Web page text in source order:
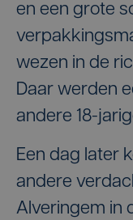
en een grote
wezen in de
Daar werden
andere 18-
Een dag later
andere
Alveringem in